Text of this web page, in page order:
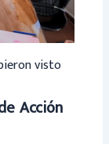
visto
Acción